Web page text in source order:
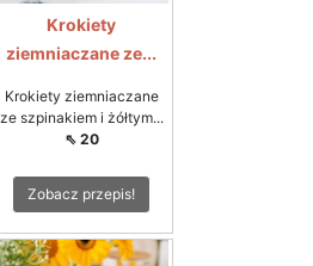
Krokiety
ziemniaczane ze...
Krokiety ziemniaczane
ze szpinakiem i żółtym...
⇖ 20
Zobacz przepis!